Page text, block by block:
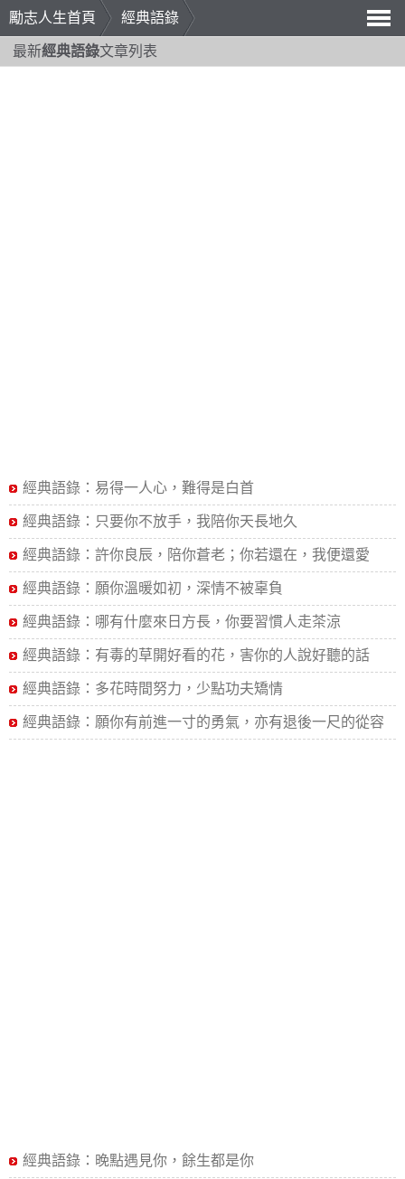
勵志人生首頁
經典語錄
導
最新經典語錄文章列表
經典語錄：易得一人心，難得是白首
經典語錄：只要你不放手，我陪你天長地久
經典語錄：許你良辰，陪你蒼老；你若還在，我便還愛
經典語錄：願你溫暖如初，深情不被辜負
經典語錄：哪有什麼來日方長，你要習慣人走茶涼
經典語錄：有毒的草開好看的花，害你的人說好聽的話
經典語錄：多花時間努力，少點功夫矯情
經典語錄：願你有前進一寸的勇氣，亦有退後一尺的從容
經典語錄：晚點遇見你，餘生都是你